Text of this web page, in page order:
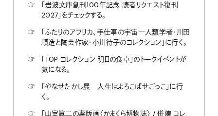
☞
「岩波文庫創刊100年記念 読者リクエスト復刊
2027」をチェックする。
☞
「ふたりのアフリカ、手仕事の宇宙―人類学者・川田
順造と陶芸作家・小川待子のコレクション」に行く。
☞
「TOP コレクション 明日の食卓」のトークイベントが
気になる。
☞
「やなせたかし展 人生はよろこばせごっこ」に行
く。
☞
「山室眞二の薯版画〈かまくら博物誌〉 / 併陳 コレ